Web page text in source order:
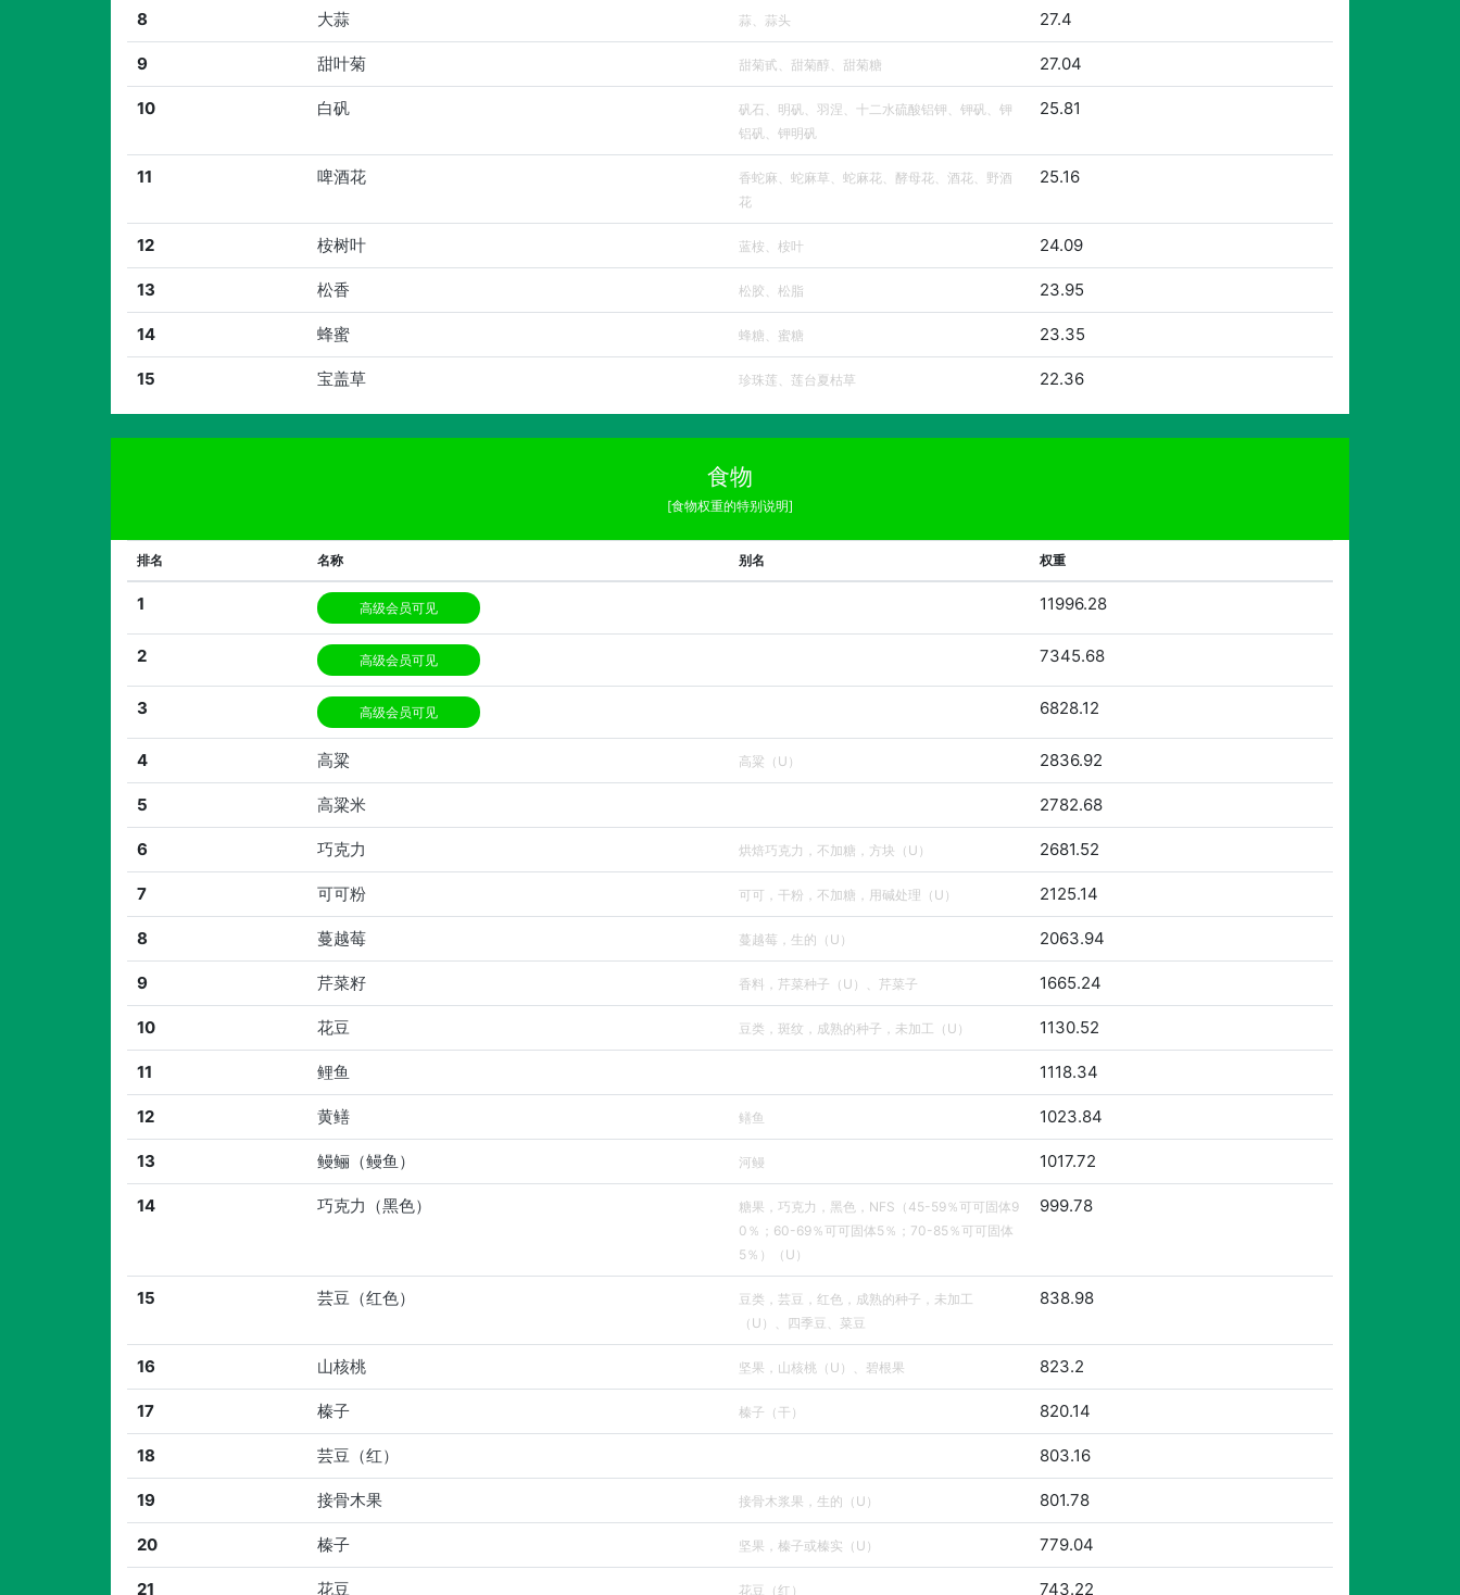
8 大蒜 蒜、蒜头 27.4
9 甜叶菊 甜菊甙、甜菊醇、甜菊糖 27.04
10 白矾
矾石、明矾、羽涅、十二水硫酸铝钾、钾矾、钾
铝矾、钾明矾
25.81
11 啤酒花
香蛇麻、蛇麻草、蛇麻花、酵母花、酒花、野酒
花
25.16
12 桉树叶 蓝桉、桉叶 24.09
13 松香 松胶、松脂 23.95
14 蜂蜜 蜂糖、蜜糖 23.35
15 宝盖草 珍珠莲、莲台夏枯草 22.36
食物
[食物权重的特别说明]
排名 名称 别名 权重
1 高级会员可见 11996.28
2 高级会员可见 7345.68
3 高级会员可见 6828.12
4 高粱 高粱（U） 2836.92
5 高粱米 2782.68
6 巧克力 烘焙巧克力，不加糖，方块（U） 2681.52
7 可可粉 可可，干粉，不加糖，用碱处理（U） 2125.14
8 蔓越莓 蔓越莓，生的（U） 2063.94
9 芹菜籽 香料，芹菜种子（U）、芹菜子 1665.24
10 花豆 豆类，斑纹，成熟的种子，未加工（U） 1130.52
11 鲤鱼 1118.34
12 黄鳝 鳝鱼 1023.84
13 鳗鲡（鳗鱼） 河鳗 1017.72
14 巧克力（黑色）
糖果，巧克力，黑色，NFS（45-59％可可固体9
0％；60-69％可可固体5％；70-85％可可固体
5％）（U）
999.78
15 芸豆（红色）
豆类，芸豆，红色，成熟的种子，未加工
（U）、四季豆、菜豆
838.98
16 山核桃 坚果，山核桃（U）、碧根果 823.2
17 榛子 榛子（干） 820.14
18 芸豆（红） 803.16
19 接骨木果 接骨木浆果，生的（U） 801.78
20 榛子 坚果，榛子或榛实（U） 779.04
21 花豆 花豆（红） 743.22